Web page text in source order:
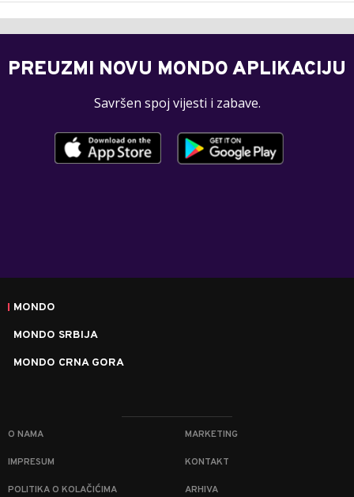
PREUZMI NOVU MONDO APLIKACIJU
Savršen spoj vijesti i zabave.
MONDO
MONDO SRBIJA
MONDO CRNA GORA
O NAMA MARKETING
IMPRESUM KONTAKT
POLITIKA O KOLAČIĆIMA ARHIVA